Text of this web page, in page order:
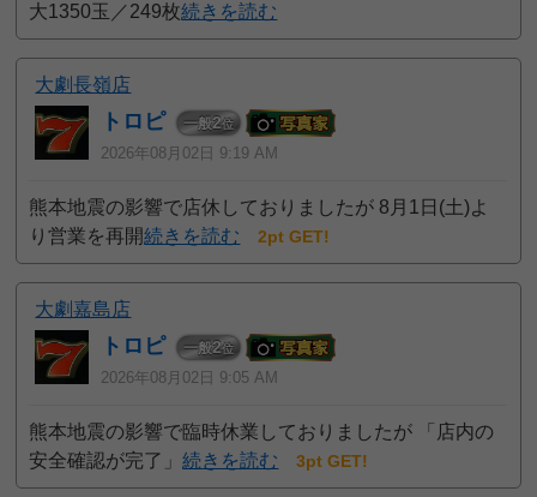
大1350玉／249枚続きを読む
大劇長嶺店
トロピ 一般2位
2026年08月02日 9:19 AM
熊本地震の影響で店休しておりましたが 8月1日(土)よ
り営業を再開続きを読む 2pt GET!
大劇嘉島店
トロピ 一般2位
2026年08月02日 9:05 AM
熊本地震の影響で臨時休業しておりましたが 「店内の
安全確認が完了」続きを読む 3pt GET!